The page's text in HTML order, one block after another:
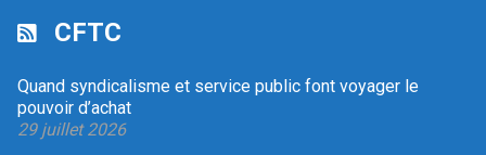
CFTC
Quand syndicalisme et service public font voyager le
pouvoir d’achat
29 juillet 2026